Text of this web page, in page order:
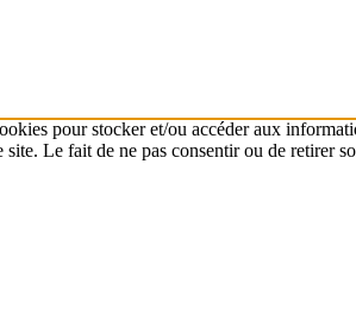
pour stocker et/ou accéder aux
Le fait de ne pas consentir ou de retirer